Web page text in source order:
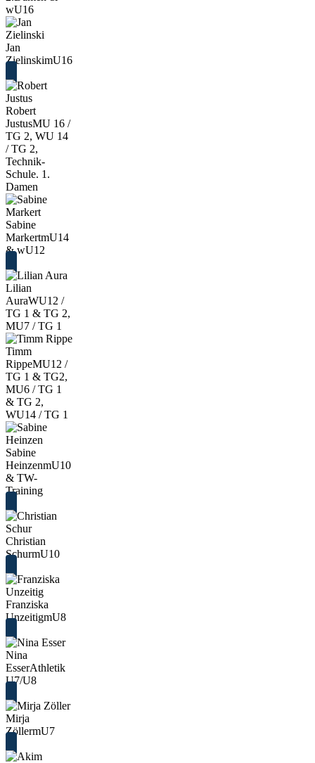
wU16
Jan
ZielinskimU16
Robert
JustusMU 16 /
TG 2, WU 14
/ TG 2,
Technik-
Schule. 1.
Damen
Sabine
MarkertmU14
& wU12
Lilian
AuraWU12 /
TG 1 & TG 2,
MU7 / TG 1
Timm
RippeMU12 /
TG 1 & TG2,
MU6 / TG 1
& TG 2,
WU14 / TG 1
Sabine
HeinzenmU10
& TW-
Training
Christian
SchurmU10
Franziska
UnzeitigmU8
Nina
EsserAthletik
U7/U8
Mirja
ZöllermU7